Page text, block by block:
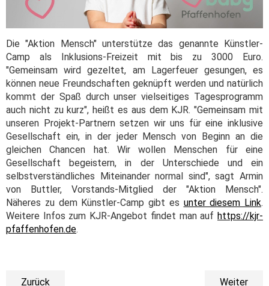
Die "Aktion Mensch" unterstütze das genannte Künstler-
Camp als Inklusions-Freizeit mit bis zu 3000 Euro.
"Gemeinsam wird gezeltet, am Lagerfeuer gesungen, es
können neue Freundschaften geknüpft werden und natürlich
kommt der Spaß durch unser vielseitiges Tagesprogramm
auch nicht zu kurz", heißt es aus dem KJR. "Gemeinsam mit
unseren Projekt-Partnern setzen wir uns für eine inklusive
Gesellschaft ein, in der jeder Mensch von Beginn an die
gleichen Chancen hat. Wir wollen Menschen für eine
Gesellschaft begeistern, in der Unterschiede und ein
selbstverständliches Miteinander normal sind", sagt Armin
von Buttler, Vorstands-Mitglied der "Aktion Mensch".
Näheres zu dem Künstler-Camp gibt es unter diesem Link.
Weitere Infos zum KJR-Angebot findet man auf https://kjr-
pfaffenhofen.de.
Zurück Weiter